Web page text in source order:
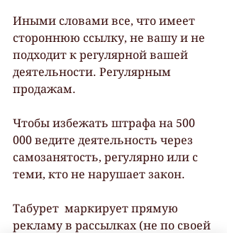
Иными словами все, что имеет
стороннюю ссылку, не вашу и не
подходит к регулярной вашей
деятельности. Регулярным
продажам.
Чтобы избежать штрафа на 500
000 ведите деятельность через
самозанятость, регулярно или с
теми, кто не нарушает закон.
Табурет  маркирует прямую
рекламу в рассылках (не по своей